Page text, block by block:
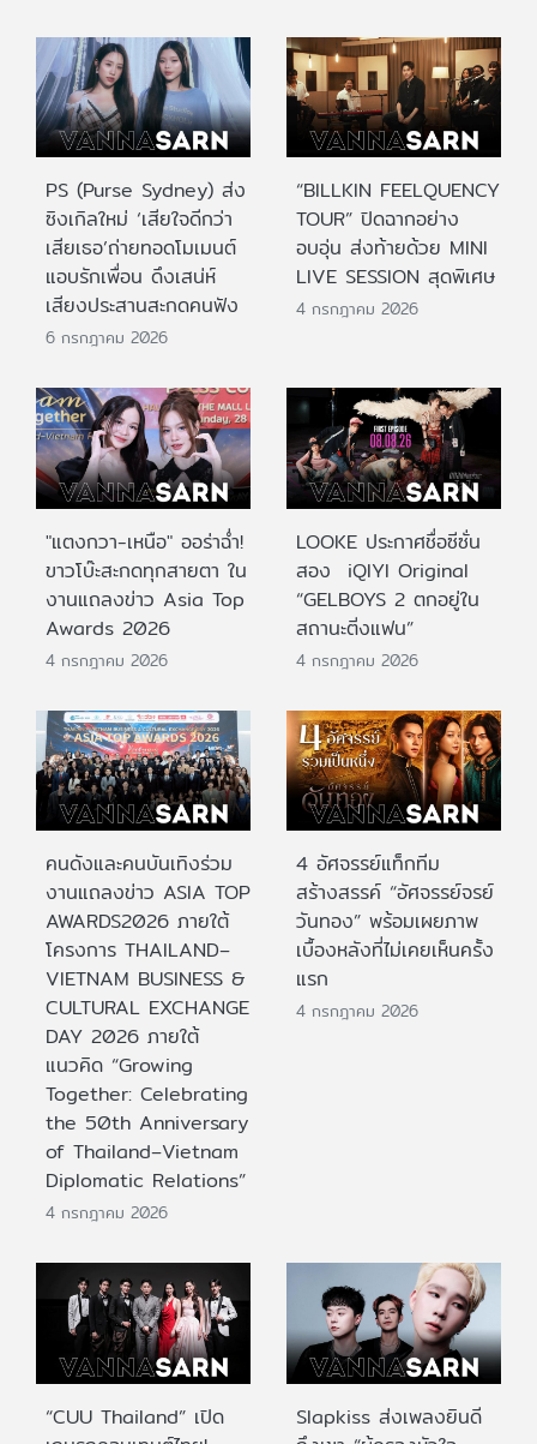
PS (Purse Sydney) ส่ง
ซิงเกิลใหม่ ‘เสียใจดีกว่า
เสียเธอ’ถ่ายทอดโมเมนต์
แอบรักเพื่อน ดึงเสน่ห์
เสียงประสานสะกดคนฟัง
6 กรกฎาคม 2026
“BILLKIN FEELQUENCY
TOUR” ปิดฉากอย่าง
อบอุ่น ส่งท้ายด้วย MINI
LIVE SESSION สุดพิเศษ
4 กรกฎาคม 2026
"แตงกวา-เหนือ" ออร่าฉ่ำ!
ขาวโบ๊ะสะกดทุกสายตา ใน
งานแถลงข่าว Asia Top
Awards 2026
4 กรกฎาคม 2026
LOOKE ประกาศชื่อซีซั่น
สอง iQIYI Original
“GELBOYS 2 ตกอยู่ใน
สถานะติ่งแฟน”
4 กรกฎาคม 2026
คนดังและคนบันเทิงร่วม
งานแถลงข่าว ASIA TOP
AWARDS2026 ภายใต้
โครงการ THAILAND–
VIETNAM BUSINESS &
CULTURAL EXCHANGE
DAY 2026 ภายใต้
แนวคิด “Growing
Together: Celebrating
the 50th Anniversary
of Thailand–Vietnam
Diplomatic Relations”
4 กรกฎาคม 2026
4 อัศจรรย์แท็กทีม
สร้างสรรค์ “อัศจรรย์จรย์
วันทอง” พร้อมเผยภาพ
เบื้องหลังที่ไม่เคยเห็นครั้ง
แรก
4 กรกฎาคม 2026
“CUU Thailand” เปิด
Slapkiss ส่งเพลงยินดี